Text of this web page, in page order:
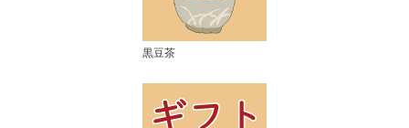
黒豆茶